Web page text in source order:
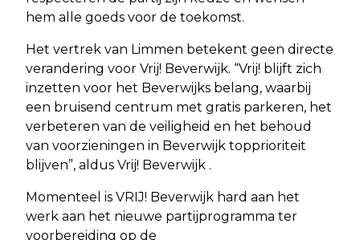
hem alle goeds voor de toekomst.
Het vertrek van Limmen betekent geen directe
verandering voor Vrij! Beverwijk. “Vrij! blijft zich
inzetten voor het Beverwijks belang, waarbij
een bruisend centrum met gratis parkeren, het
verbeteren van de veiligheid en het behoud
van voorzieningen in Beverwijk topprioriteit
blijven”, aldus Vrij! Beverwijk .
Momenteel is VRIJ! Beverwijk hard aan het
werk aan het nieuwe partijprogramma ter
voorbereiding op de